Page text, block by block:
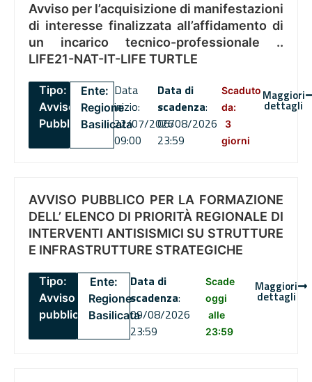
Avviso per l’acquisizione di manifestazioni
di interesse finalizzata all’affidamento di
un incarico tecnico-professionale ..
LIFE21-NAT-IT-LIFE TURTLE
Tipo:
Avviso
Pubblico
Ente:
Regione
Basilicata
Data
inizio:
22/07/2026
09:00
Data di
scadenza:
06/08/2026
23:59
Scaduto
da:
3
giorni
Maggiori
dettagli
AVVISO PUBBLICO PER LA FORMAZIONE
DELL’ ELENCO DI PRIORITÀ REGIONALE DI
INTERVENTI ANTISISMICI SU STRUTTURE
E INFRASTRUTTURE STRATEGICHE
Tipo:
Avviso
pubblico
Ente:
Regione
Basilicata
Data di
scadenza:
09/08/2026
23:59
Scade
oggi
alle
23:59
Maggiori
dettagli